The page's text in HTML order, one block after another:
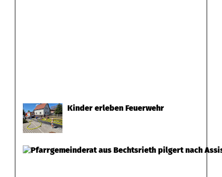
Kinder erleben Feuerwehr